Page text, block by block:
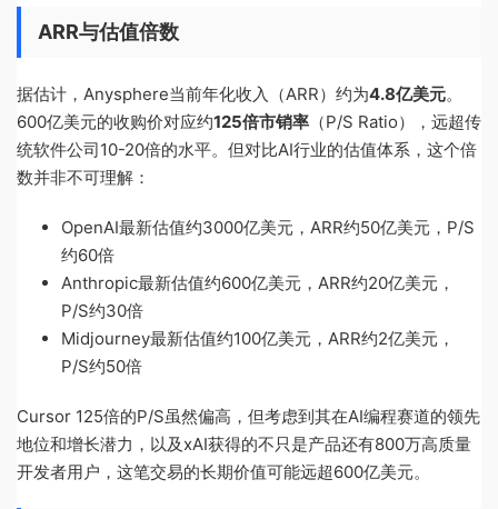
ARR与估值倍数
据估计，Anysphere当前年化收入（ARR）约为4.8亿美元。
600亿美元的收购价对应约125倍市销率 （P/S Ratio），远超传
统软件公司10-20倍的水平。但对比AI行业的估值体系，这个倍
数并非不可理解：
OpenAI最新估值约3000亿美元，ARR约50亿美元，P/S
约60倍
Anthropic最新估值约600亿美元，ARR约20亿美元，
P/S约30倍
Midjourney最新估值约100亿美元，ARR约2亿美元，
P/S约50倍
Cursor 125倍的P/S虽然偏高，但考虑到其在AI编程赛道的领先
地位和增长潜力，以及xAI获得的不只是产品还有800万高质量
开发者用户，这笔交易的长期价值可能远超600亿美元。